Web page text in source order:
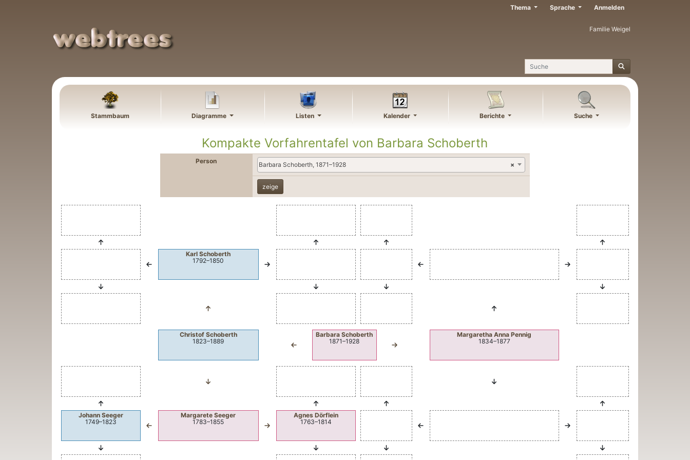
Familie Weigel
Suche
Thema Sprache Anmelden
Stammbaum Diagramme Listen Kalender Berichte Suche
Kompakte Vorfahrentafel von Barbara Schoberth
Person ×
Barbara Schoberth, 1871–1928
KarlSchoberth
1792–1850
Christof Schoberth
1823–1889
BarbaraSchoberth
1871–1928
Margaretha AnnaPennig
1834–1877
Johann Seeger
1749–1823
MargareteSeeger
1783–1855
Agnes Dörflein
1763–1814